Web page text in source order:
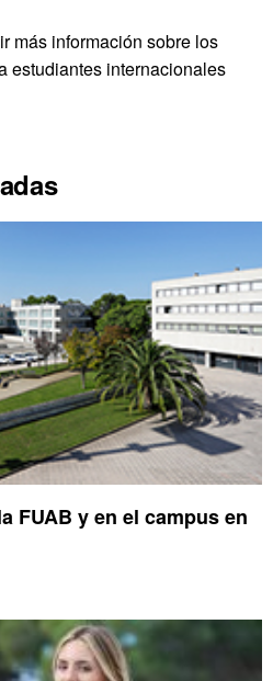
más información sobre los
estudiantes internacionales
FUAB y en el campus en